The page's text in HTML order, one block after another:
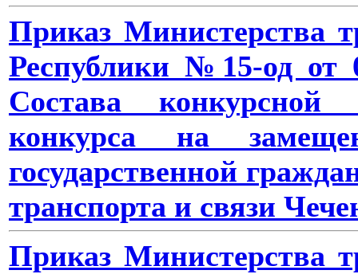
Приказ Министерства
Республики №15-од от
Состава
конкурса на
государственной
транспорта и связи
Приказ Министерства